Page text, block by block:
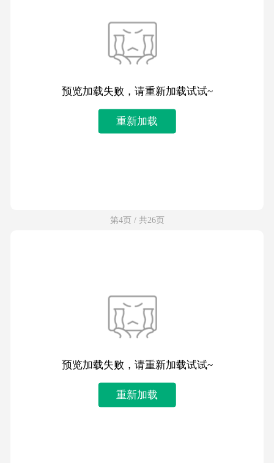
预览加载失败，请重新加载试试~
重新加载
第4页 / 共26页
预览加载失败，请重新加载试试~
重新加载